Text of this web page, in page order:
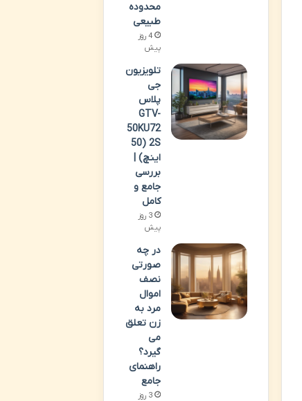
محدوده
طبیعی
4 روز
پیش
تلویزیون
جی
پلاس
GTV-
50KU72
2S (50
اینچ) |
بررسی
جامع و
کامل
3 روز
پیش
در چه
صورتی
نصف
اموال
مرد به
زن تعلق
می
گیرد؟
راهنمای
جامع
3 روز